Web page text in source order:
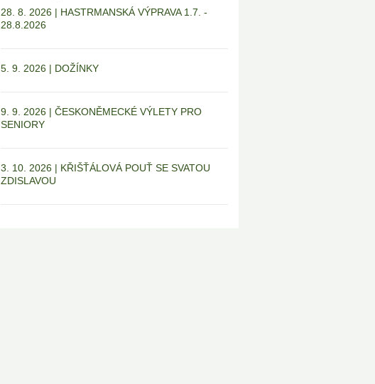
28. 8. 2026 | HASTRMANSKÁ VÝPRAVA 1.7. -
28.8.2026
5. 9. 2026 | DOŽÍNKY
9. 9. 2026 | ČESKONĚMECKÉ VÝLETY PRO
SENIORY
3. 10. 2026 | KŘIŠŤÁLOVÁ POUŤ SE SVATOU
ZDISLAVOU